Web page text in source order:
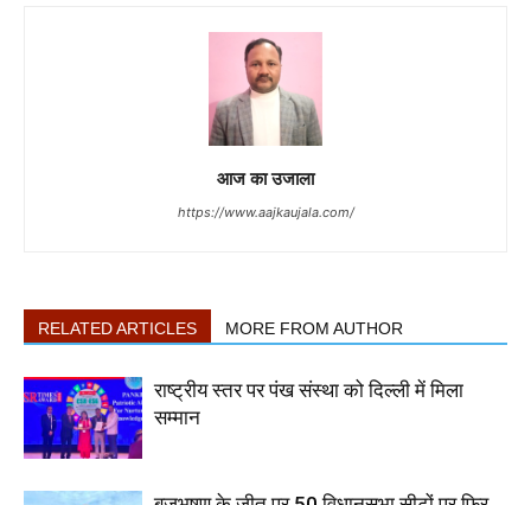
आज का उजाला
https://www.aajkaujala.com/
RELATED ARTICLES MORE FROM AUTHOR
राष्ट्रीय स्तर पर पंख संस्था को दिल्ली में मिला
सम्मान